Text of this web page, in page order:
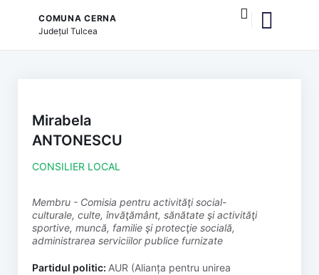
COMUNA CERNA
JudețulTulcea
Mirabela
ANTONESCU
CONSILIER LOCAL
membru - Comisia pentru activităţi social-
culturale, culte, învăţământ, sănătate şi activităţi
sportive, muncă, familie şi protecţie socială,
administrarea serviciilor publice furnizate
Partidul politic: AUR (Alianța pentru unirea